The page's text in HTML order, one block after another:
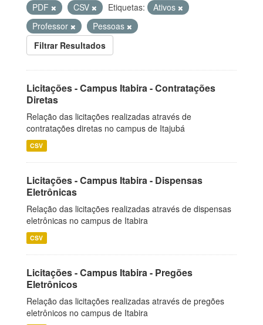
PDF
CSV Etiquetas:
Ativos
Professor
Pessoas
Filtrar Resultados
Licitações - Campus Itabira - Contratações
Diretas
Relação das licitações realizadas através de
contratações diretas no campus de Itajubá
CSV
Licitações - Campus Itabira - Dispensas
Eletrônicas
Relação das licitações realizadas através de dispensas
eletrônicas no campus de Itabira
CSV
Licitações - Campus Itabira - Pregões
Eletrônicos
Relação das licitações realizadas através de pregões
eletrônicos no campus de Itabira